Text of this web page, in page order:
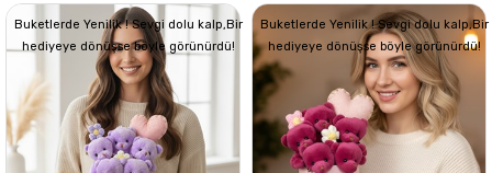
Buketlerde Yenilik ! Sevgi dolu kalp,Bir
hediyeye dönüşse böyle görünürdü!
Buketlerde Yenilik ! Sevgi dolu kalp,Bir
hediyeye dönüşse böyle görünürdü!